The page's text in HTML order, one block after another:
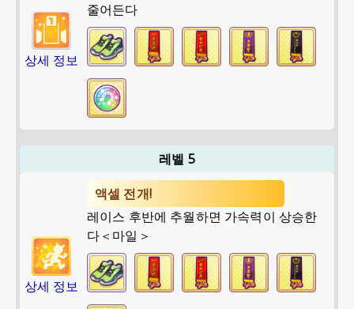
상세 정보
줄어든다
레벨 5
상세 정보
액셀 전개!
레이스 후반에 추월하면 가속력이 상승한
다＜마일＞